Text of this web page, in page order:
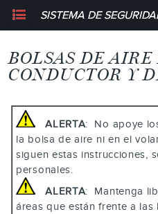
BOLSAS DE AIRE
CONDUCTOR Y
ALERTA: No apoye
la bolsa de aire ni en el
siguen estas instrucciones,
personales.
ALERTA: Mantenga
áreas que están frente a